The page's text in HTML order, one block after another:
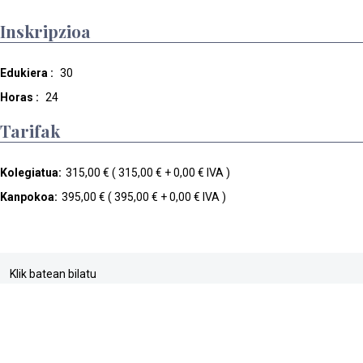
Inskripzioa
Edukiera : 30
Horas : 24
Tarifak
Kolegiatua: 315,00 € ( 315,00 € + 0,00 € IVA )
Kanpokoa: 395,00 € ( 395,00 € + 0,00 € IVA )
Klik batean bilatu